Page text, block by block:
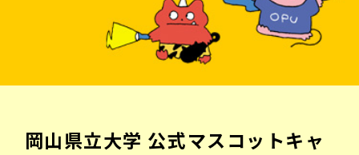
岡山県立大学 公式マスコットキャ